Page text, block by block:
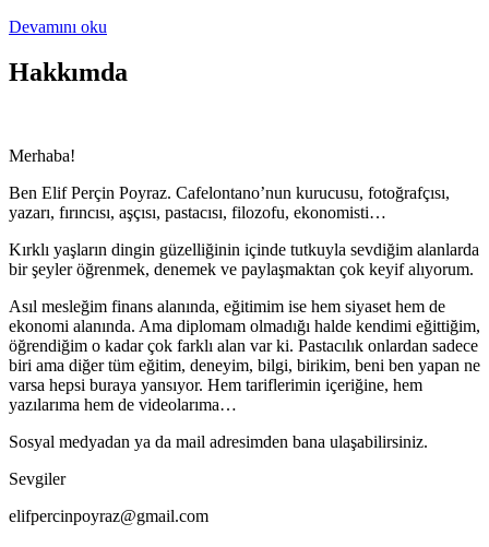
Devamını oku
Hakkımda
Merhaba!
Ben Elif Perçin Poyraz. Cafelontano’nun kurucusu, fotoğrafçısı,
yazarı, fırıncısı, aşçısı, pastacısı, filozofu, ekonomisti…
Kırklı yaşların dingin güzelliğinin içinde tutkuyla sevdiğim alanlarda
bir şeyler öğrenmek, denemek ve paylaşmaktan çok keyif alıyorum.
Asıl mesleğim finans alanında, eğitimim ise hem siyaset hem de
ekonomi alanında. Ama diplomam olmadığı halde kendimi eğittiğim,
öğrendiğim o kadar çok farklı alan var ki. Pastacılık onlardan sadece
biri ama diğer tüm eğitim, deneyim, bilgi, birikim, beni ben yapan ne
varsa hepsi buraya yansıyor. Hem tariflerimin içeriğine, hem
yazılarıma hem de videolarıma…
Sosyal medyadan ya da mail adresimden bana ulaşabilirsiniz.
Sevgiler
elifpercinpoyraz@gmail.com